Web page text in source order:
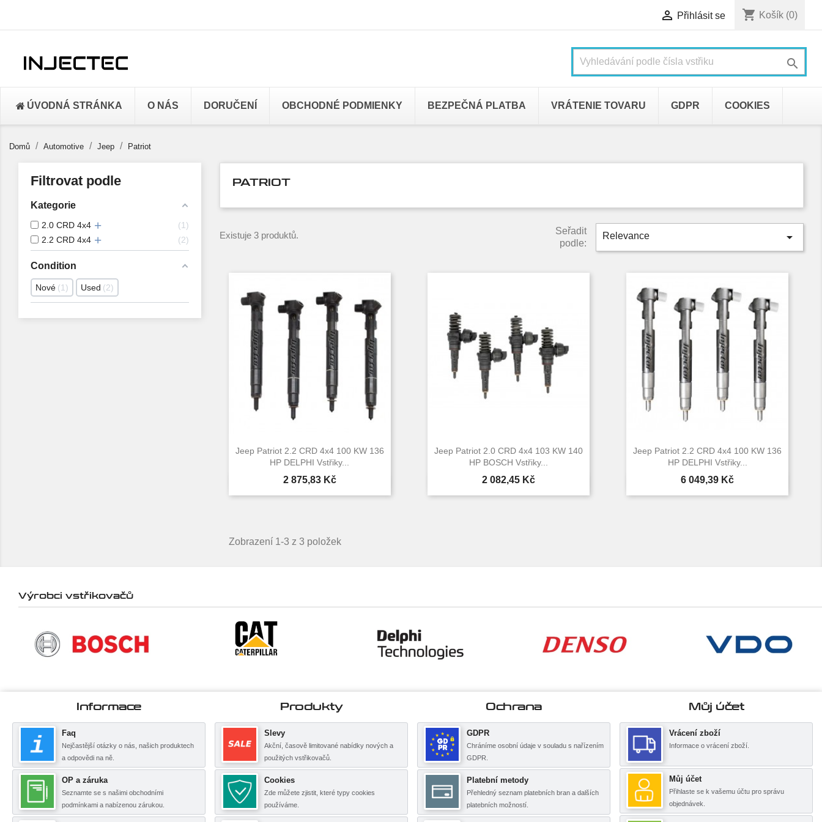
 Přihlásit se shopping_cart Košík (0)

ÚVODNÁ STRÁNKA O NÁS DORUČENÍ OBCHODNÉ PODMIENKY BEZPEČNÁ PLATBA VRÁTENIE TOVARU GDPR COOKIES
Domů Automotive Jeep Patriot
Filtrovat podle
Kategorie
2.0 CRD 4x4
1
2.2 CRD 4x4
2
Condition
Nové 1 Used 2
PATRIOT
Existuje 3 produktů.
Seřadit
podle:
Relevance 
Jeep Patriot 2.2 CRD 4x4 100 KW 136
HP DELPHI Vstřiky...
Cena
2 875,83 Kč
 Rychlý náhled
Jeep Patriot 2.0 CRD 4x4 103 KW 140
HP BOSCH Vstřiky...
Cena
2 082,45 Kč
 Rychlý náhled
Jeep Patriot 2.2 CRD 4x4 100 KW 136
HP DELPHI Vstřiky...
Cena
6 049,39 Kč
 Rychlý náhled
Zobrazení 1-3 z 3 položek
Výrobci vstřikovačů
Informace
Faq
Nejčastější otázky o nás, našich produktech
a odpovědi na ně.
OP a záruka
Seznamte se s našimi obchodními
podmínkami a nabízenou zárukou.
Produkty
Slevy
Akční, časově limitované nabídky nových a
použitých vstřikovačů.
Cookies
Zde můžete zjistit, které typy cookies
používáme.
Ochrana
GDPR
Chráníme osobní údaje v souladu s nařízením
GDPR.
Platební metody
Přehledný seznam platebních bran a dalších
platebních možností.
Můj účet
Vrácení zboží
Informace o vrácení zboží.
Můj účet
Přihlaste se k vašemu účtu pro správu
objednávek.